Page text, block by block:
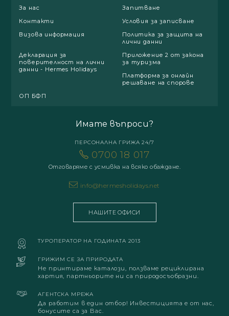
За нас
Запитване
Контакти
Условия за записване
Визова информация
Политика за защита на
лични данни
Декларация за
поверителност на лични
данни - Hermes Holidays
Приложение 2 от закона
за туризма
Платформа за онлайн
решаване на спорове
ОП БФП
Имате въпроси?
ПЕРСОНАЛНА ГРИЖА 24/7
0700 18 017
Отговаряме с усмивка на всяко обаждане.
info@hermesholidays.net
НАШИТЕ ОФИСИ
ТУРОПЕРАТОР НА ГОДИНАТА 2013
ГРИЖИМ СЕ ЗА ПРИРОДАТА
Не принтираме каталози, ползваме рециклирана
хартия, партньорите ни са природосъобразни.
АГЕНТСКА МРЕЖА
Да работим в един отбор! Инвестицията е от нас,
бонусите са за Вас.